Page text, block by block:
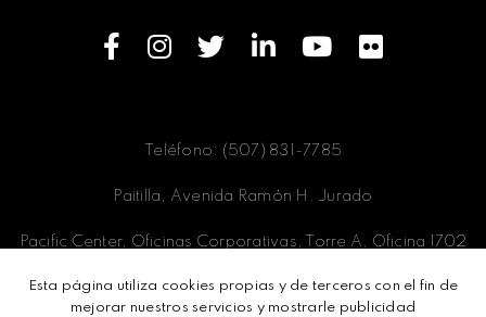
Teléfono: (507) 831-7785
Paitilla, Avenida Ramón H. Jurado
Pacific Center, Oficinas Corporativas, Torre A, Oficina 1702
Panamá, Ciudad de Panamá
Esta página utiliza cookies propias y de terceros con el fin de
mejorar nuestros servicios y mostrarle publicidad